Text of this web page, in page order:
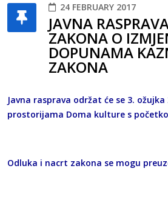
24 FEBRUARY 2017
JAVNA
ZAKONA O
DOPUNAMA
ZAKONA
Javna rasprava održat će se 3. ožujka
prostorijama Doma kulture s
Odluka i nacrt zakona se mogu